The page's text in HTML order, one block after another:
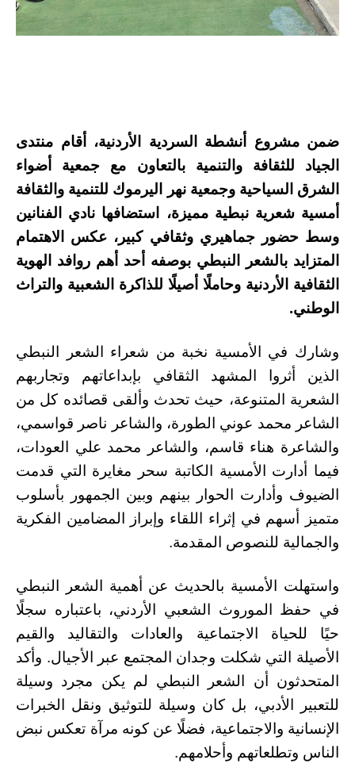
ضمن مشروع أنشطة السردية الأردنية، أقام منتدى
الجياد للثقافة والتنمية بالتعاون مع جمعية أضواء
الشرق السياحية وجمعية نهر اليرموك للتنمية والثقافة
أمسية شعرية نبطية مميزة، استضافها نادي الفنانين
وسط حضور جماهيري وثقافي كبير، عكس الاهتمام
المتزايد بالشعر النبطي بوصفه أحد أهم روافد الهوية
الثقافية الأردنية وحاملًا أصيلًا للذاكرة الشعبية والتراث
الوطني.
وشارك في الأمسية نخبة من شعراء الشعر النبطي
الذين أثروا المشهد الثقافي بإبداعاتهم وتجاربهم
الشعرية المتنوعة، حيث تحدث وألقى قصائده كل من
الشاعر محمد عوني الطورة، والشاعر ناصر قواسمي،
والشاعرة هناء قاسم، والشاعر محمد علي العودات،
فيما أدارت الأمسية الكاتبة سحر مغايرة التي قدمت
الضيوف وأدارت الحوار بينهم وبين الجمهور بأسلوب
متميز أسهم في إثراء اللقاء وإبراز المضامين الفكرية
والجمالية للنصوص المقدمة.
واستهلت الأمسية بالحديث عن أهمية الشعر النبطي
في حفظ الموروث الشعبي الأردني، باعتباره سجلًا
حيًا للحياة الاجتماعية والعادات والتقاليد والقيم
الأصيلة التي شكلت وجدان المجتمع عبر الأجيال. وأكد
المتحدثون أن الشعر النبطي لم يكن مجرد وسيلة
للتعبير الأدبي، بل كان وسيلة للتوثيق ونقل الخبرات
الإنسانية والاجتماعية، فضلًا عن كونه مرآة تعكس نبض
الناس وتطلعاتهم وأحلامهم.